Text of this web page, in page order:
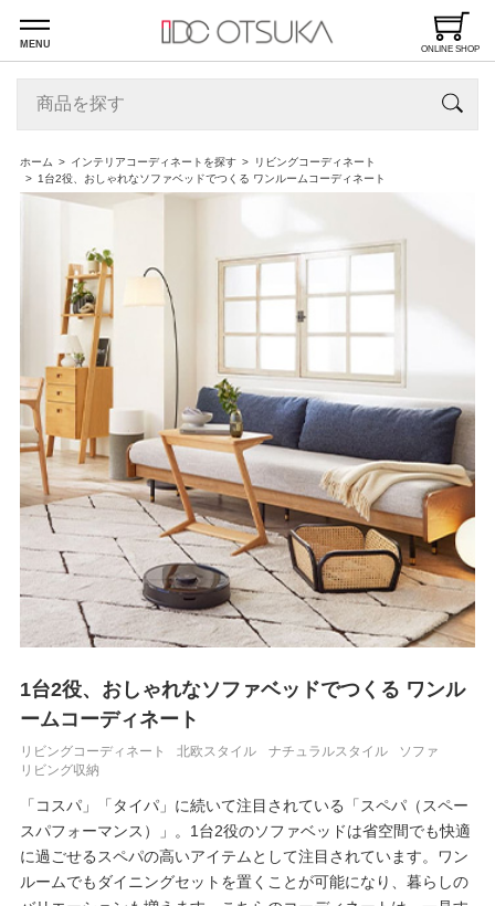
MENU ONLINE SHOP
ホーム インテリアコーディネートを探す
リビングコーディネート
1台2役、おしゃれなソファベッドでつくる ワンルームコーディネート
1台2役、おしゃれなソファベッドでつくる ワンル
ームコーディネート
リビングコーディネート 北欧スタイル ナチュラルスタイル
ソファ
リビング収納
「コスパ」「タイパ」に続いて注目されている「スペパ（スペー
スパフォーマンス）」。1台2役のソファベッドは省空間でも快適
に過ごせるスペパの高いアイテムとして注目されています。ワン
ルームでもダイニングセットを置くことが可能になり、暮らしの